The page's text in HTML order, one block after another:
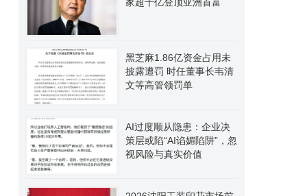
黑芝麻1.86亿资金占用未
披露遭罚 时任董事长韦清
文等高管领罚单
AI过度顺从隐患：企业决
策层或陷“AI谄媚陷阱”，忽
视风险与真实价值